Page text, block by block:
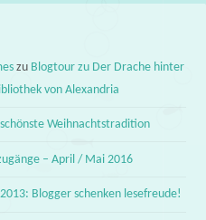
zu Blogtour zu Der Drache hinter
von Alexandria
Weihnachtstradition
– April / Mai 2016
Blogger schenken lesefreude!